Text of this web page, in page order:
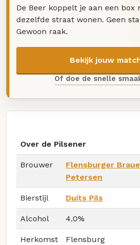
De Beer koppelt je aan een box
dezelfde straat wonen. Geen
Gewoon raak.
Bekijk jouw
Of doe de snelle
Over de Pilsener
Brouwer
Flensburger
Petersen
Bierstijl Duits Pils
Alcohol 4.0%
Herkomst Flensburg